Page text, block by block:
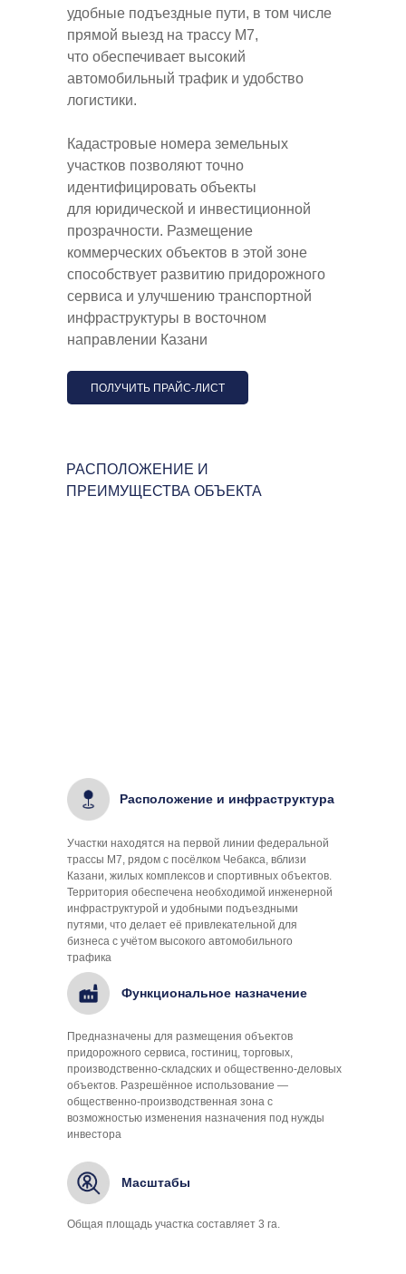
удобные подъездные пути, в том числе
прямой выезд на трассу М7,
что обеспечивает высокий
автомобильный трафик и удобство
логистики.
Кадастровые номера земельных
участков позволяют точно
идентифицировать объекты
для юридической и инвестиционной
прозрачности. Размещение
коммерческих объектов в этой зоне
способствует развитию придорожного
сервиса и улучшению транспортной
инфраструктуры в восточном
направлении Казани
ПОЛУЧИТЬ ПРАЙС-ЛИСТ
РАСПОЛОЖЕНИЕ И
ПРЕИМУЩЕСТВА ОБЪЕКТА
Предназначены для размещения объектов
придорожного сервиса, гостиниц, торговых,
производственно-складских и общественно-деловых
объектов. Разрешённое использование —
общественно-производственная зона с
возможностью изменения назначения под нужды
инвестора
Функциональное назначение
Расположение и инфраструктура
Участки находятся на первой линии федеральной
трассы М7, рядом с посёлком Чебакса, вблизи
Казани, жилых комплексов и спортивных объектов.
Территория обеспечена необходимой инженерной
инфраструктурой и удобными подъездными
путями, что делает её привлекательной для
бизнеса с учётом высокого автомобильного
трафика
Масштабы
Общая площадь участка составляет 3 га.